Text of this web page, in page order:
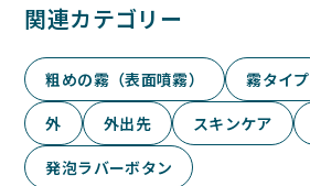
関連カテゴリー
粗めの霧（表面噴霧） 霧タイプ
外
外出先 スキンケア
発泡ラバーボタン